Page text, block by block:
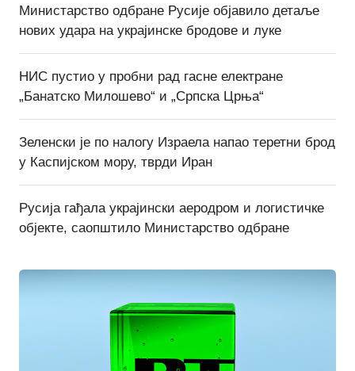
Министарство одбране Русије објавило детаље
нових удара на украјинске бродове и луке
НИС пустио у пробни рад гасне електране
„Банатско Милошево“ и „Српска Црња“
Зеленски је по налогу Израела напао теретни брод
у Каспијском мору, тврди Иран
Русија гађала украјински аеродром и логистичке
објекте, саопштило Министарство одбране